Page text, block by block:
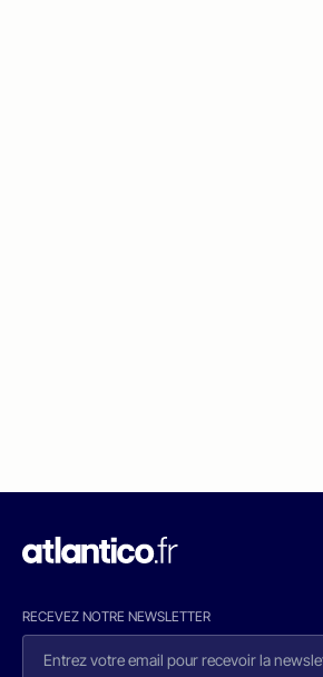
RECEVEZ NOTRE NEWSLETTER